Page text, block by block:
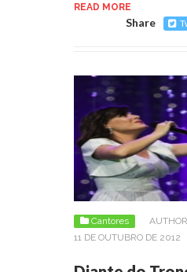
READ MORE
Share
Cantores
11 DE OUTUBRO DE 2012